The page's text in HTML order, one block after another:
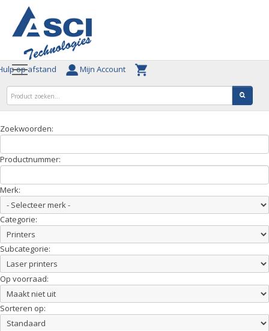
op afstand Mijn Account
Zoekwoorden:
Productnummer:
Merk:
Categorie:
Subcategorie:
Op voorraad:
Sorteren op: